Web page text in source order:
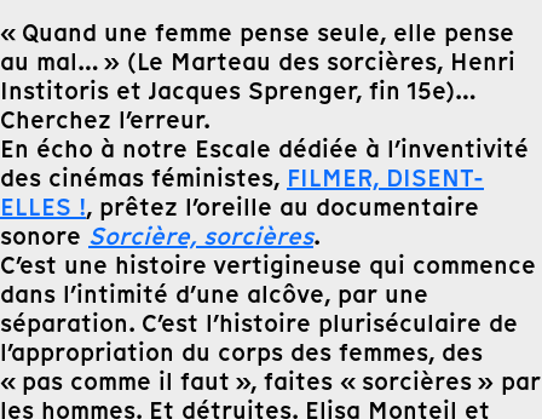
« Quand une femme pense seule, elle pense
au mal… » (Le Marteau des sorcières, Henri
Institoris et Jacques Sprenger, fin 15e)…
Cherchez l’erreur.
En écho à notre Escale dédiée à l’inventivité
des cinémas féministes, FILMER, DISENT-
ELLES !, prêtez l’oreille au documentaire
sonore Sorcière, sorcières.
C’est une histoire vertigineuse qui commence
dans l’intimité d’une alcôve, par une
séparation. C’est l’histoire pluriséculaire de
l’appropriation du corps des femmes, des
« pas comme il faut », faites « sorcières » par
les hommes. Et détruites. Elisa Monteil et